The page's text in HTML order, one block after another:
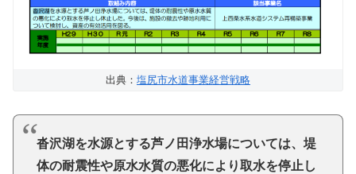
出典： 塩尻市水道事業経営戦略
沓沢湖を水源とする芦ノ田浄水場については、堤
体の耐震性や原水水質の悪化により取水を停止し